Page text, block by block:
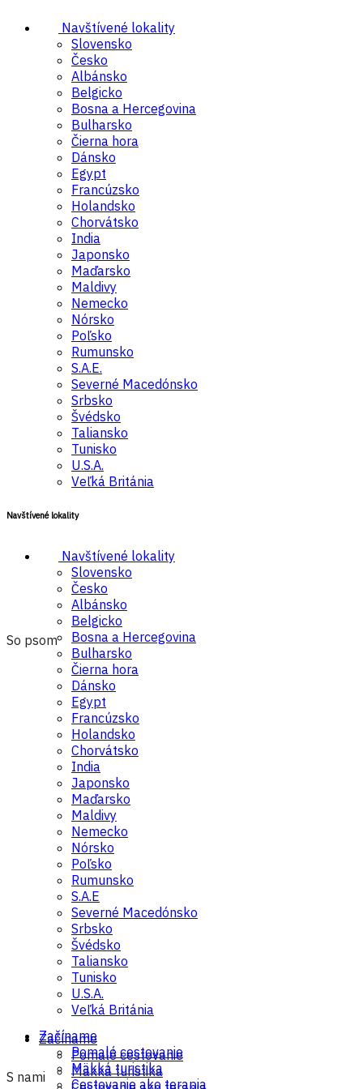
Navštívené lokality
Slovensko
Česko
Albánsko
Belgicko
Bosna a Hercegovina
Bulharsko
Čierna hora
Dánsko
Egypt
Francúzsko
Holandsko
Chorvátsko
India
Japonsko
Maďarsko
Maldivy
Nemecko
Nórsko
Poľsko
Rumunsko
S.A.E.
Severné Macedónsko
Srbsko
Švédsko
Taliansko
Tunisko
U.S.A.
Veľká Británia
Navštívené lokality
Navštívené lokality
Slovensko
Česko
Albánsko
Belgicko
Bosna a Hercegovina
Bulharsko
Čierna hora
Dánsko
Egypt
Francúzsko
Holandsko
Chorvátsko
India
Japonsko
Maďarsko
Maldivy
Nemecko
Nórsko
Poľsko
Rumunsko
S.A.E
Severné Macedónsko
Srbsko
Švédsko
Taliansko
Tunisko
U.S.A.
Veľká Británia
Začíname
Pomalé cestovanie
Mäkká turistika
So psom
S nami
Začíname
Pomalé cestovanie
Mäkká turistika
Cestovanie ako terapia